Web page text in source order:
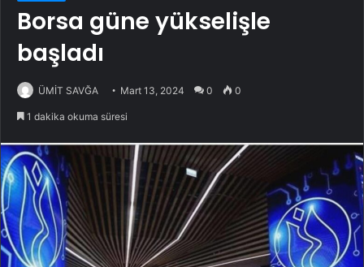
Borsa güne yükselişle
başladı
ÜMİT SAVĞA Mart 13, 2024 0 0
1 dakika okuma süresi